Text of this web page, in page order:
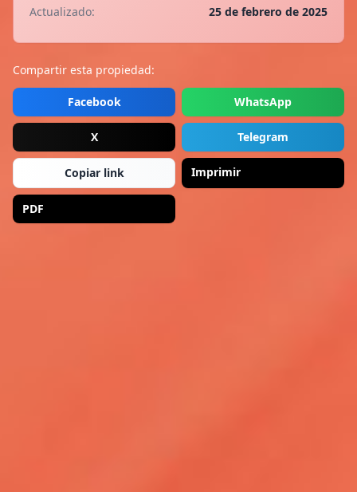
Actualizado: 25 de febrero de 2025
Compartir esta propiedad:
Facebook WhatsApp
X Telegram
Copiar link Imprimir
PDF